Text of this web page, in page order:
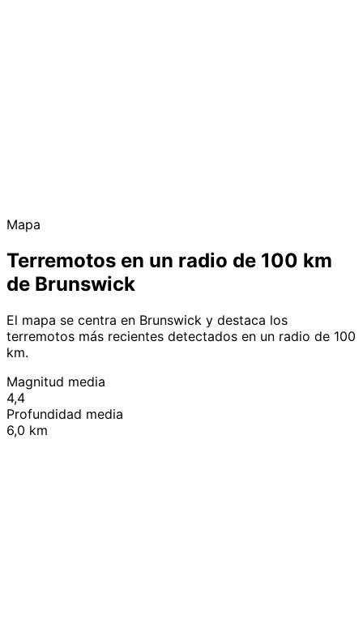
Mapa
Terremotos en un radio de 100 km
de Brunswick
El mapa se centra en Brunswick y destaca los
terremotos más recientes detectados en un radio de 100
km.
Magnitud media
4,4
Profundidad media
6,0 km